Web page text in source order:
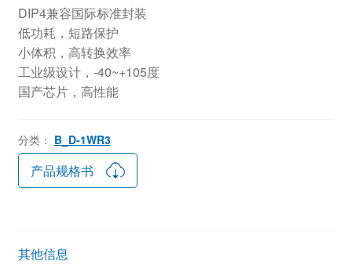
DIP4兼容国际标准封装
低功耗，短路保护
小体积，高转换效率
工业级设计，-40~+105度
国产芯片，高性能
分类： B_D-1WR3
产品规格书
其他信息